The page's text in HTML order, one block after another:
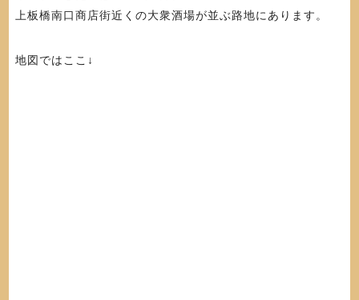
上板橋南口商店街近くの大衆酒場が並ぶ路地にあります。
地図ではここ↓